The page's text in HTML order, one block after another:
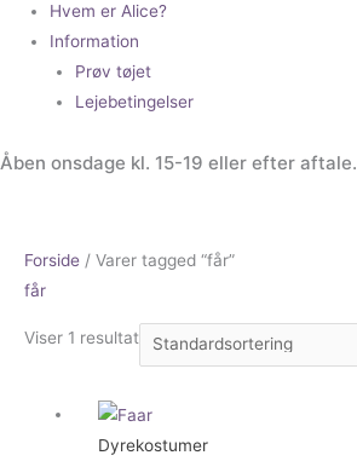
Hvem er Alice?
Information
Prøv tøjet
Lejebetingelser
Åben onsdage kl. 15-19 eller efter aftale.
Forside / Varer tagged “får”
får
Viser 1 resultat
Dyrekostumer